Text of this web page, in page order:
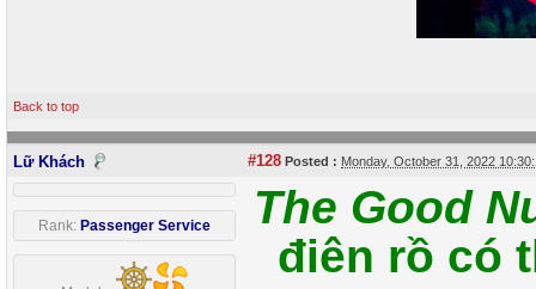
Back to top
Lữ Khách #128 Posted : Monday, October 31, 2022
Rank: Passenger Service
The Good
điên rồ có